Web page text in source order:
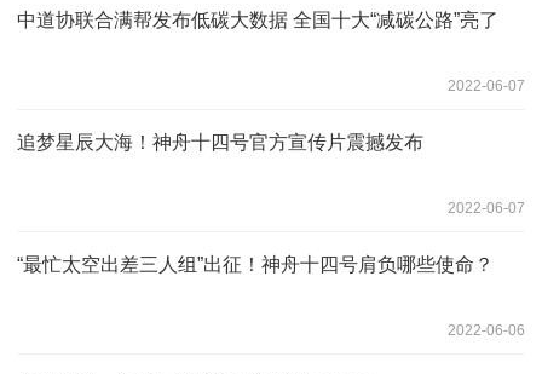
中道协联合满帮发布低碳大数据 全国十大“减碳公路”亮了
2022-06-07
追梦星辰大海！神舟十四号官方宣传片震撼发布
2022-06-07
“最忙太空出差三人组”出征！神舟十四号肩负哪些使命？
2022-06-06